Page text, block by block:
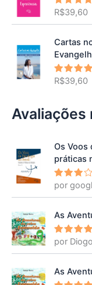
R$39,60
Cartas
R$39,60
Avaliações
Os Voos
práticas
Avalia
ção3
por
As
5
por
As